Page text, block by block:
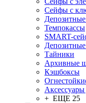
Сейфы с
Темпокассы
SMART-
Тайники
Архивные
Кэшбоксы
+ ЕЩЕ 25